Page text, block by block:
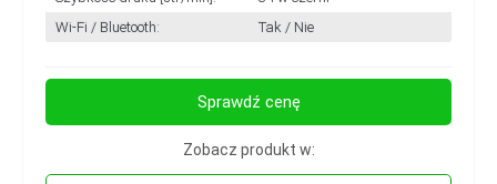
Wi-Fi / Bluetooth:
Tak / Nie
Sprawdź cenę
Zobacz produkt w: